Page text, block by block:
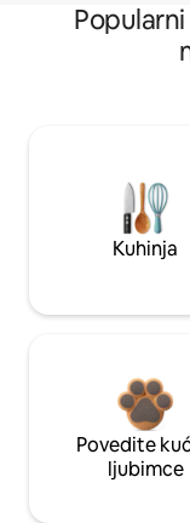
Kuhinja
Povedite
ljubimce